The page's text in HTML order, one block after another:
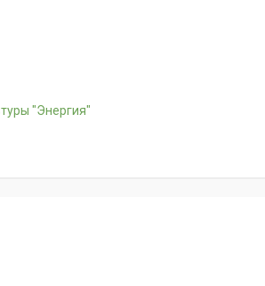
"Энергия"